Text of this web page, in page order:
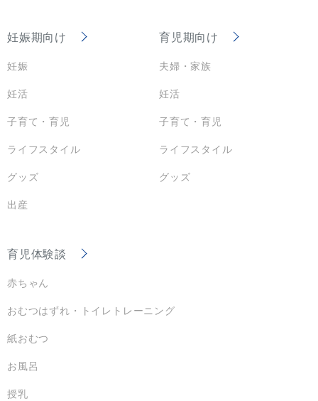
妊娠期向け
妊娠
妊活
子育て・育児
ライフスタイル
グッズ
出産
育児期向け
夫婦・家族
妊活
子育て・育児
ライフスタイル
グッズ
育児体験談
赤ちゃん
おむつはずれ・トイレトレーニング
紙おむつ
お風呂
授乳